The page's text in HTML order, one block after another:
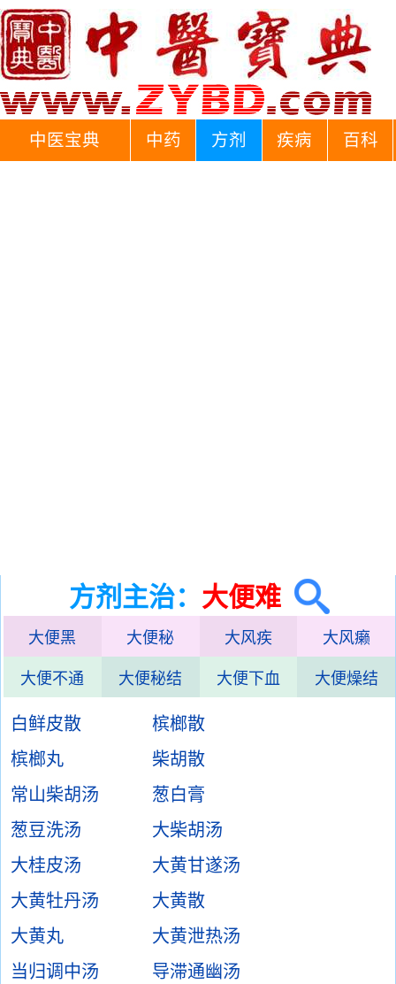
中医宝典 中药 方剂 疾病 百科
方剂主治： 大便难
大便黑 大便秘 大风疾 大风癞
大便不通 大便秘结 大便下血 大便燥结
白鲜皮散
槟榔散
槟榔丸
柴胡散
常山柴胡汤
葱白膏
葱豆洗汤
大柴胡汤
大桂皮汤
大黄甘遂汤
大黄牡丹汤
大黄散
大黄丸
大黄泄热汤
当归调中汤
导滞通幽汤